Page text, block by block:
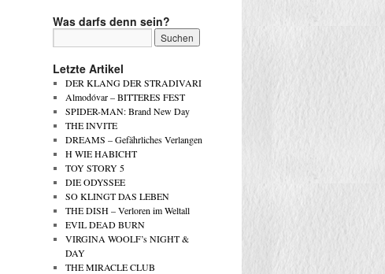
Was darfs denn sein?
Letzte Artikel
DER KLANG DER STRADIVARI
Almodóvar – BITTERES FEST
SPIDER-MAN: Brand New Day
THE INVITE
DREAMS – Gefährliches Verlangen
H WIE HABICHT
TOY STORY 5
DIE ODYSSEE
SO KLINGT DAS LEBEN
THE DISH – Verloren im Weltall
EVIL DEAD BURN
VIRGINA WOOLF’s NIGHT &
DAY
THE MIRACLE CLUB